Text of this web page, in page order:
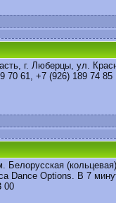
г. Люберцы, ул.
70 61, +7 (926) 189 74 85
Белорусская
Dance Options. В 7
00